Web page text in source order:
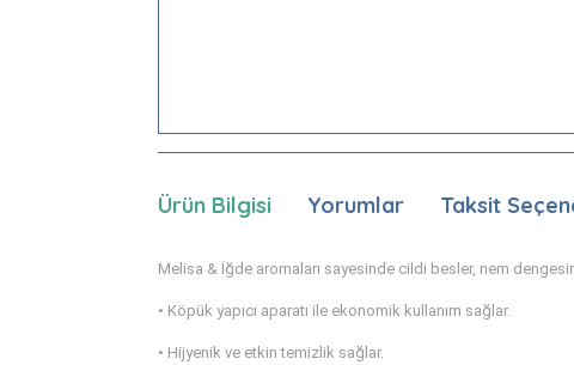
Ürün Bilgisi Yorumlar Taksit
Melisa & İğde aromaları sayesinde cildi besler, nem
• Köpük yapıcı aparatı ile ekonomik kullanım sağlar.
• Hijyenik ve etkin temizlik sağlar.